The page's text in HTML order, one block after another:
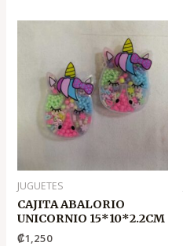
JUGUETES
CAJITA ABALORIO
UNICORNIO 15*10*2.2CM
₡1,250